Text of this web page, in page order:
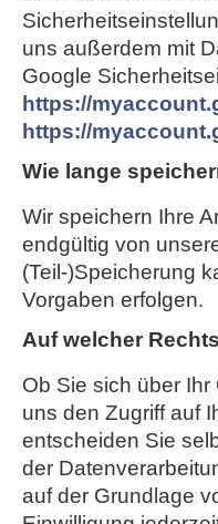
uns außerdem mit
Google
https://
https://
Wie lange
Wir speichern Ihre
endgültig von
(Teil-)Speicherung
Vorgaben erfolgen.
Auf welcher
Ob Sie sich über
uns den Zugriff auf
entscheiden Sie
der
auf der Grundlage